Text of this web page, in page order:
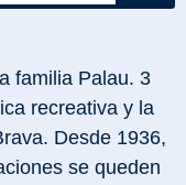
familia Palau. 3
recreativa y la
Desde 1936,
se queden